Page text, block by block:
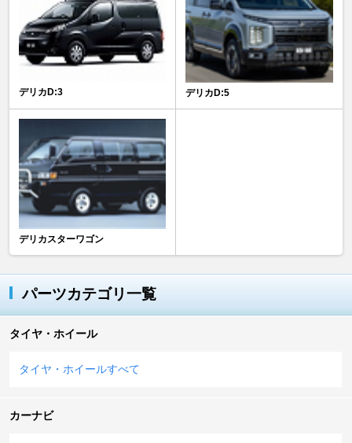
デリカD:3 デリカD:5
デリカスターワゴン
パーツカテゴリ一覧
タイヤ・ホイール
タイヤ・ホイールすべて
カーナビ